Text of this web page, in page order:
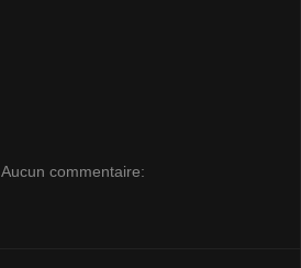
Aucun commentaire: